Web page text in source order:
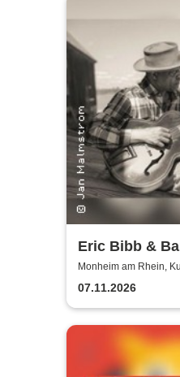
Eric Bibb &
MISSISSIPPI"
2026
Monheim am Rhein,
07.11.2026